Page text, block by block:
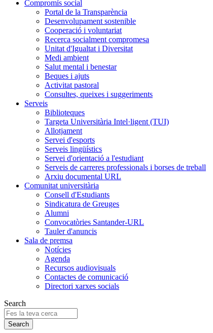
Compromís social
Portal de la Transparència
Desenvolupament sostenible
Cooperació i voluntariat
Recerca socialment compromesa
Unitat d'Igualtat i Diversitat
Medi ambient
Salut mental i benestar
Beques i ajuts
Activitat pastoral
Consultes, queixes i suggeriments
Serveis
Biblioteques
Targeta Universitària Intel·ligent (TUI)
Allotjament
Servei d'esports
Serveis lingüístics
Servei d'orientació a l'estudiant
Serveis de carreres professionals i borses de treball
Arxiu documental URL
Comunitat universitària
Consell d'Estudiants
Sindicatura de Greuges
Alumni
Convocatòries Santander-URL
Tauler d'anuncis
Sala de premsa
Notícies
Agenda
Recursos audiovisuals
Contactes de comunicació
Directori xarxes socials
Search